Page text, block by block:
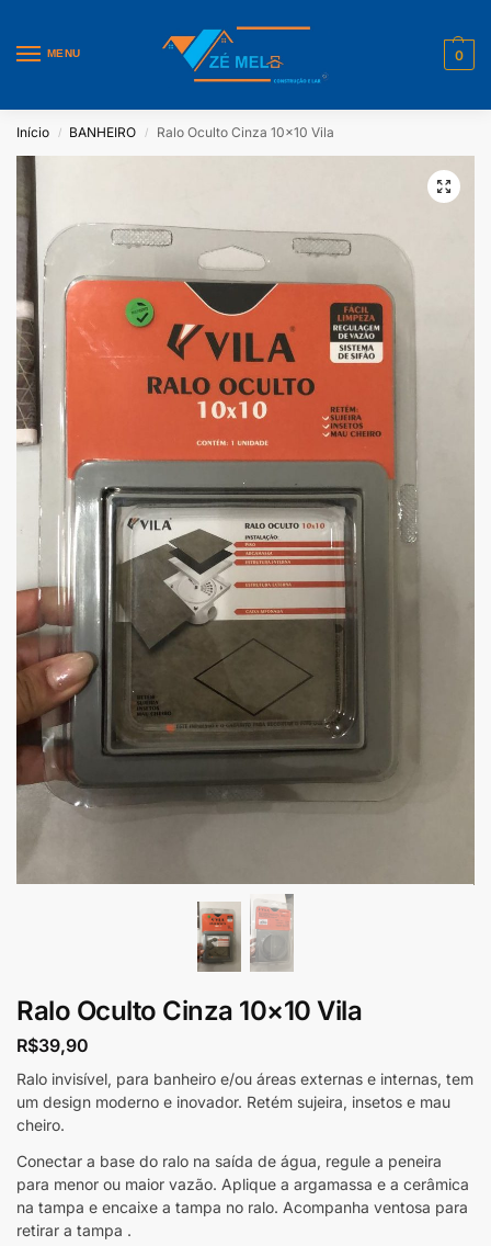
MENU 0
Início / BANHEIRO / Ralo Oculto Cinza 10×10 Vila
Ralo Oculto Cinza 10×10 Vila
R$39,90
Ralo invisível, para banheiro e/ou áreas externas e internas, tem
um design moderno e inovador. Retém sujeira, insetos e mau
cheiro.
Conectar a base do ralo na saída de água, regule a peneira
para menor ou maior vazão. Aplique a argamassa e a cerâmica
na tampa e encaixe a tampa no ralo. Acompanha ventosa para
retirar a tampa .